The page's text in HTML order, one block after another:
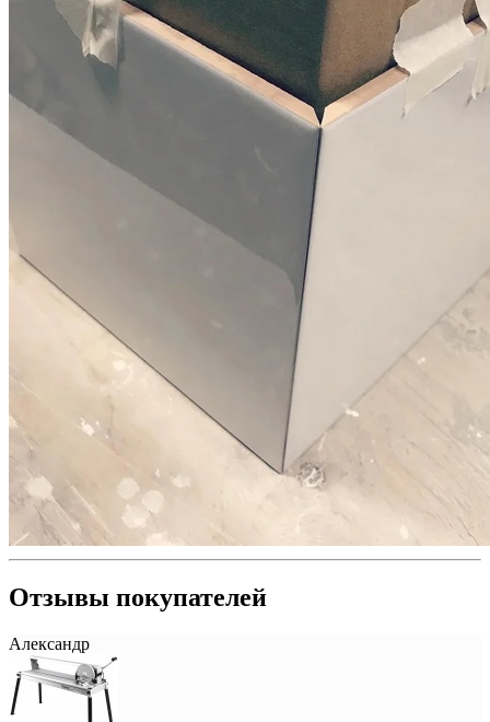
Отзывы покупателей
Александр